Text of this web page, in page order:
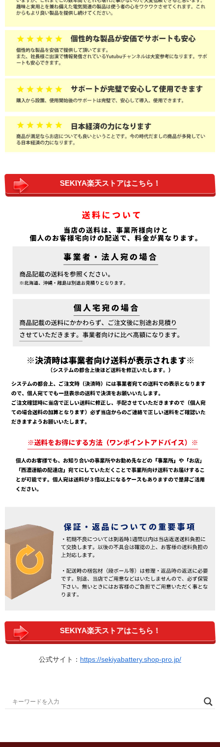
SEKIYA楽天ストアはこちら！
SEKIYA楽天ストアはこちら！
公式サイト： https://sekiyabattery.shop-pro.jp/